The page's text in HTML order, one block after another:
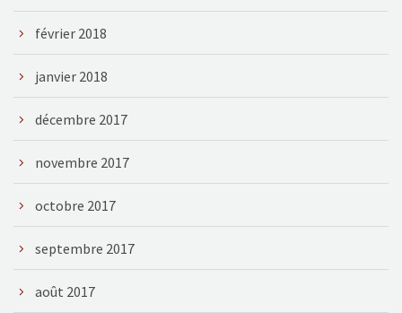
février 2018
janvier 2018
décembre 2017
novembre 2017
octobre 2017
septembre 2017
août 2017